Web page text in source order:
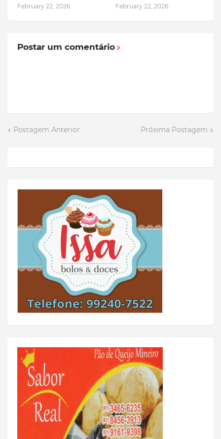
February 22, 2026 February 22, 2026
Postar um comentário
Postagem Anterior Próxima Postagem